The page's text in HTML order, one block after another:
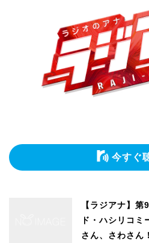
今すぐ
【ラジアナ】
ド・ハシリコミ
さん、さわさん